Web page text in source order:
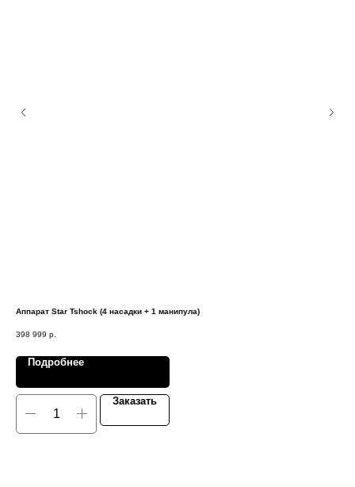
Аппарат Star Tshock (4 насадки + 1 манипула)
398 999 р.
Подробнее
Заказать